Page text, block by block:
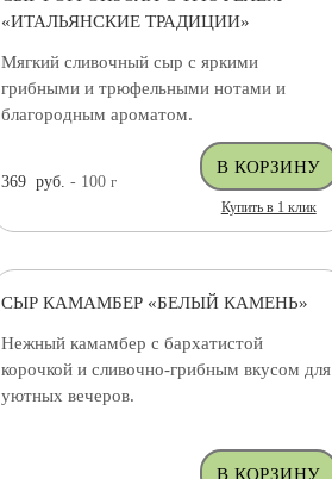
«ИТАЛЬЯНСКИЕ ТРАДИЦИИ»
Мягкий сливочный сыр с яркими
грибными и трюфельными нотами и
благородным ароматом.
369 руб. - 100 г
Купить в 1 клик
СЫР КАМАМБЕР «БЕЛЫЙ КАМЕНЬ»
Нежный камамбер с бархатистой
корочкой и сливочно-грибным вкусом для
уютных вечеров.